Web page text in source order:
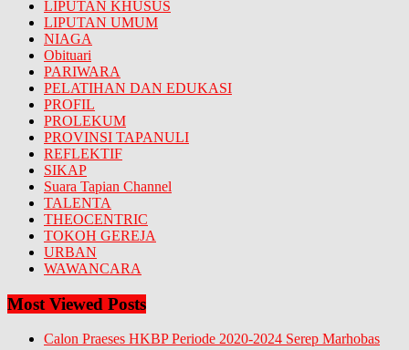
LIPUTAN KHUSUS
LIPUTAN UMUM
NIAGA
Obituari
PARIWARA
PELATIHAN DAN EDUKASI
PROFIL
PROLEKUM
PROVINSI TAPANULI
REFLEKTIF
SIKAP
Suara Tapian Channel
TALENTA
THEOCENTRIC
TOKOH GEREJA
URBAN
WAWANCARA
Most Viewed Posts
Calon Praeses HKBP Periode 2020-2024 Serep Marhobas